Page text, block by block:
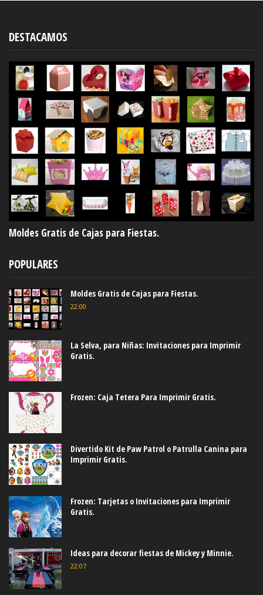
DESTACAMOS
Moldes Gratis de Cajas para Fiestas.
POPULARES
Moldes Gratis de Cajas para Fiestas.
22:00
La Selva, para Niñas: Invitaciones para Imprimir
Gratis.
Frozen: Caja Tetera Para Imprimir Gratis.
Divertido Kit de Paw Patrol o Patrulla Canina para
Imprimir Gratis.
Frozen: Tarjetas o Invitaciones para Imprimir
Gratis.
Ideas para decorar fiestas de Mickey y Minnie.
22:07